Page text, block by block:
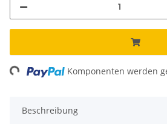
Komponenten werden
Beschreibung